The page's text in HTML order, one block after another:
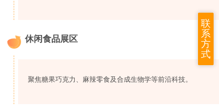
6
休闲食品展区
聚焦糖果巧克力、麻辣零食及合成生物学等前沿科技。
联
系
方
式